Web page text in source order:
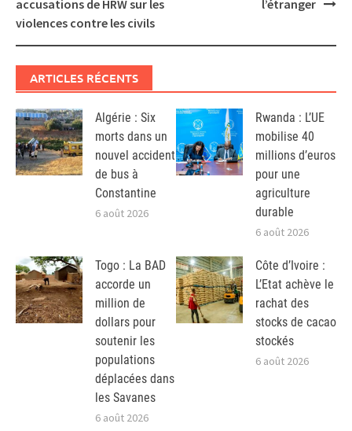
accusations de HRW sur les
violences contre les civils
l’étranger
ARTICLES RÉCENTS
Algérie : Six
morts dans un
nouvel accident
de bus à
Constantine
6 août 2026
Rwanda : L’UE
mobilise 40
millions d’euros
pour une
agriculture
durable
6 août 2026
Togo : La BAD
accorde un
million de
dollars pour
soutenir les
populations
déplacées dans
les Savanes
6 août 2026
Côte d’Ivoire :
L’Etat achève le
rachat des
stocks de cacao
stockés
6 août 2026